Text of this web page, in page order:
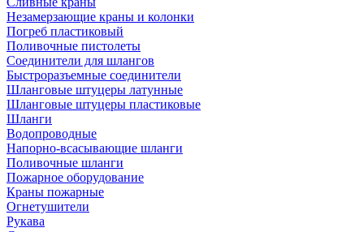
Незамерзающие краны и колонки
Погреб пластиковый
Поливочные пистолеты
Соединители для шлангов
Быстроразъемные соединители
Шланговые штуцеры латунные
Шланговые штуцеры пластиковые
Шланги
Водопроводные
Напорно-всасывающие шланги
Поливочные шланги
Пожарное оборудование
Краны пожарные
Огнетушители
Рукава